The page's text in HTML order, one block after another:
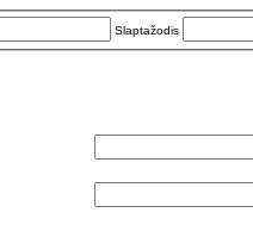
Slaptažodis